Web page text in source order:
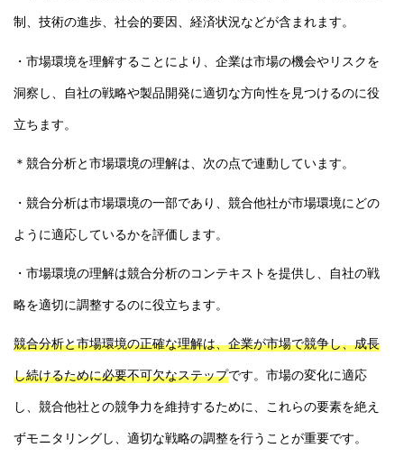
制、技術の進歩、社会的要因、経済状況などが含まれます。
・市場環境を理解することにより、企業は市場の機会やリスクを
洞察し、自社の戦略や製品開発に適切な方向性を見つけるのに役
立ちます。
＊競合分析と市場環境の理解は、次の点で連動しています。
・競合分析は市場環境の一部であり、競合他社が市場環境にどの
ように適応しているかを評価します。
・市場環境の理解は競合分析のコンテキストを提供し、自社の戦
略を適切に調整するのに役立ちます。
競合分析と市場環境の正確な理解は、企業が市場で競争し、成長
し続けるために必要不可欠なステップです。市場の変化に適応
し、競合他社との競争力を維持するために、これらの要素を絶え
ずモニタリングし、適切な戦略の調整を行うことが重要です。